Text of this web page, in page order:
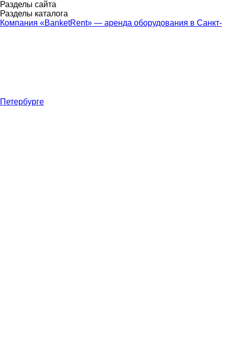
Разделы сайта
Разделы каталога
Компания «BanketRent» — аренда оборудования в Санкт-
Петербурге